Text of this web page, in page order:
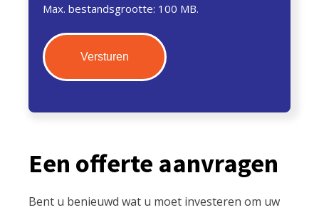
Max. bestandsgrootte: 100 MB.
Een offerte aanvragen
Bent u benieuwd wat u moet investeren om uw